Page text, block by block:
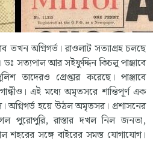
তখন অগ্নিগর্ভ। রাওলাট সত্যাগ্রহ চলছে
ডঃ সত্যপাল আর সইফুদ্দিন কিচলু পাঞ্জাবে
তাদেরও গ্রেপ্তার করেছে। পাঞ্জাবে
এই মধ্যে অমৃতসরে শান্তিপূর্ণ এক
অগ্নিগর্ভ হয়ে উঠল অমৃতসর। প্রশাসনের
পুরোপুরি, রাস্তার দখল নিল জনতা,
শহরের সঙ্গে বাইরের সমস্ত যোগাযোগ।